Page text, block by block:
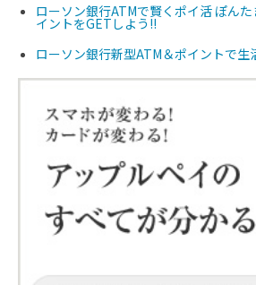
ローソン銀行ATMで賢くポイ活 ぽん
イントをGETしよう!!
ローソン銀行新型ATM＆ポイントで生